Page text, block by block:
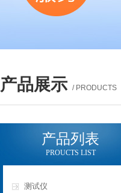
产品展示 / PRODUCTS
产品列表
PROUCTS LIST
测试仪